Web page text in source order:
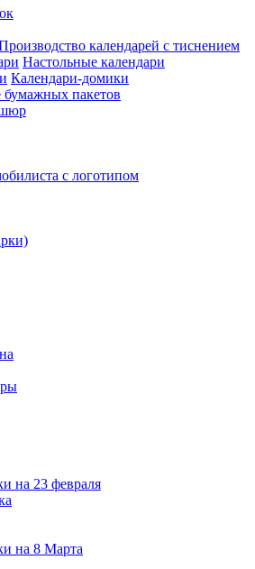
календарей с тиснением
Настольные календари
Календари-домики
бумажных пакетов
с логотипом
на 23 февраля
на 8 Марта